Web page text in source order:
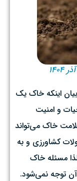
اینکه خاک یک
و امنیت
خاک می‌تواند
کشاورزی و به
مسئله خاک
توجه نمی‌شود.